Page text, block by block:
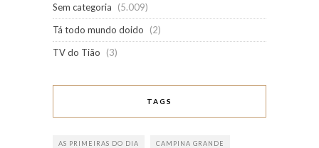
Sem categoria
(5.009)
Tá todo mundo doido
(2)
TV do Tião
(3)
TAGS
AS PRIMEIRAS DO DIA CAMPINA GRANDE